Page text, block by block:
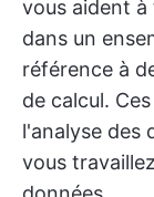
vous aident à
dans un
référence à
de calcul.
l'analyse des
vous